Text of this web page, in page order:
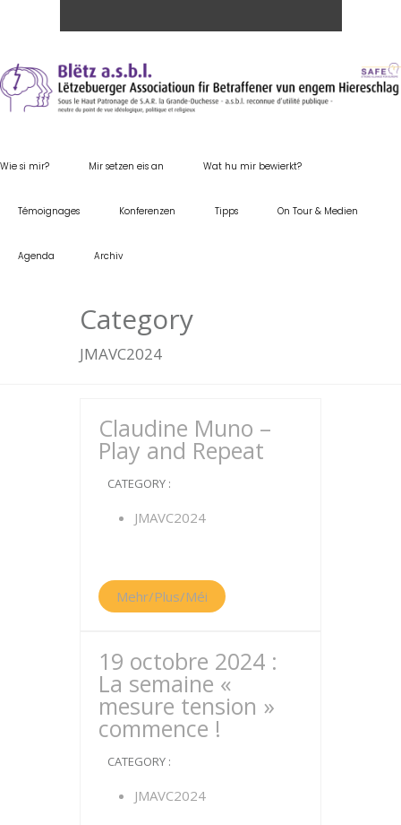
Wie si mir? Mir setzen eis an Wat hu mir bewierkt?
Témoignages Konferenzen Tipps On Tour & Medien
Agenda Archiv
Category
JMAVC2024
Claudine Muno –
Play and Repeat
CATEGORY :
JMAVC2024
Mehr/Plus/Méi
19 octobre 2024 :
La semaine «
mesure tension »
commence !
CATEGORY :
JMAVC2024